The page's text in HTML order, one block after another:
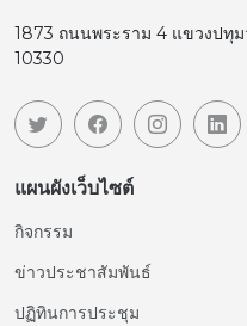
1873 ถนนพระราม 4 แขวงปทุ
10330
แผนผังเว็บไซต์
กิจกรรม
ข่าวประชาสัมพันธ์
ปฏิทินการประชุม